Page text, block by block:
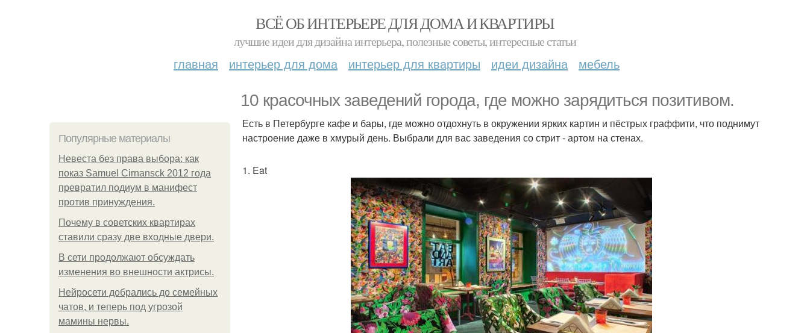
ВСЁ ОБ ИНТЕРЬЕРЕ ДЛЯ ДОМА И КВАРТИРЫ
лучшие идеи для дизайна интерьера, полезные советы, интересные статьи
главная интерьер для дома интерьер для квартиры идеи дизайна мебель
10 красочных заведений города, где можно зарядиться позитивом.
Популярные материалы
Невеста без права выбора: как
показ Samuel Cirnansck 2012 года
превратил подиум в манифест
против принуждения.
Почему в советских квартирах
ставили сразу две входные двери.
В сети продолжают обсуждать
изменения во внешности актрисы.
Нейросети добрались до семейных
чатов, и теперь под угрозой
мамины нервы.
Есть в Петербурге кафе и бары, где можно отдохнуть в окружении ярких картин и пёстрых граффити, что поднимут
настроение даже в хмурый день. Выбрали для вас заведения со стрит - артом на стенах.
1. Eat